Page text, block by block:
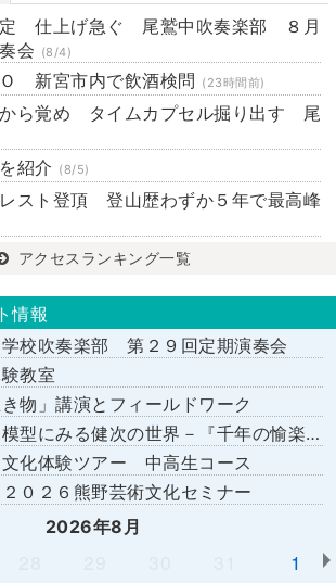
定 仕上げ急ぐ 尾鷲中吹奏楽部 ８月
会 (8/4)
新宮市内で飲酒検問 (23時間前)
ら覚め タイムカプセル掘り出す 尾
紹介 (8/5)
スト登頂 登山歴わずか５年で最高峰
アクセスランキング一覧
情報
校吹奏楽部 第２９回定期演奏会
教室
物」講演とフィールドワーク
みる健次の世界－『千年の愉楽』『奇蹟』より－」
化体験ツアー 中高生コース
０２６熊野芸術文化セミナー
2026年8月
1